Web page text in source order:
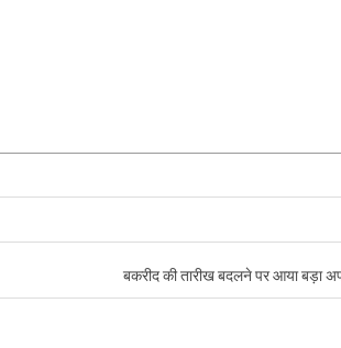
बकरीद की तारीख बदलने पर आया बड़ा